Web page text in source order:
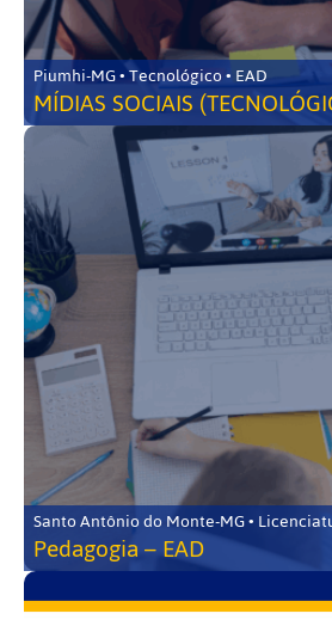
Piumhi-MG • Tecnológico • EAD
MÍDIAS SOCIAIS
Santo Antônio do Monte-MG •
Pedagogia – EAD